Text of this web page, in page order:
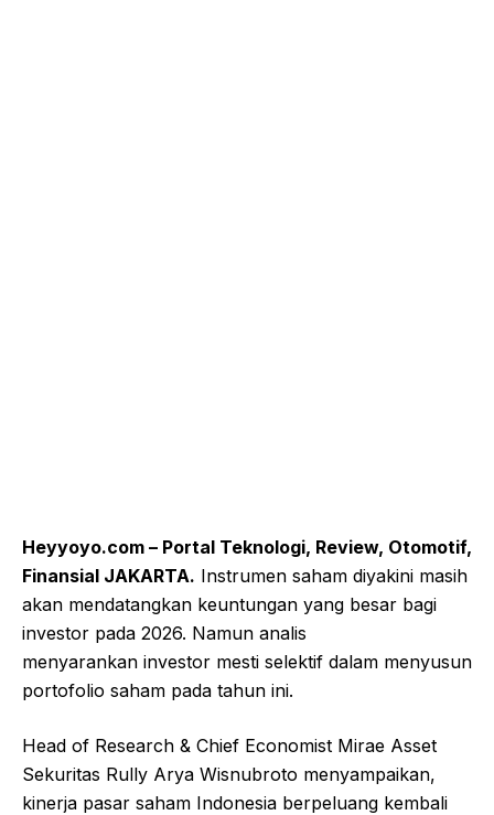
Heyyoyo.com – Portal Teknologi, Review, Otomotif,
Finansial JAKARTA. Instrumen saham diyakini masih
akan mendatangkan keuntungan yang besar bagi
investor pada 2026. Namun analis
menyarankan investor mesti selektif dalam menyusun
portofolio saham pada tahun ini.
Head of Research & Chief Economist Mirae Asset
Sekuritas Rully Arya Wisnubroto menyampaikan,
kinerja pasar saham Indonesia berpeluang kembali